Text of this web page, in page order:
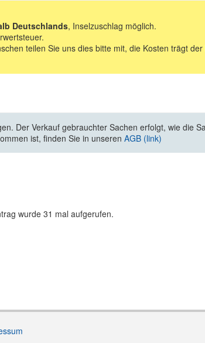
Deutschlands, Inselzuschlag möglich.
teilen Sie uns dies bitte mit, die Kosten trägt
Der Verkauf gebrauchter Sachen erfolgt, wie die
ist, finden Sie in unseren AGB (link)
wurde 31 mal aufgerufen.